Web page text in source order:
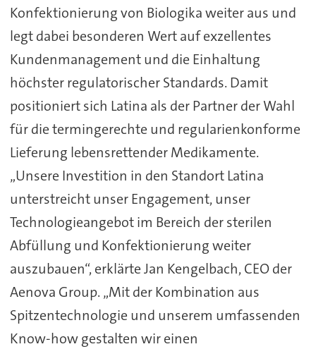
Konfektionierung von Biologika weiter aus und
legt dabei besonderen Wert auf exzellentes
Kundenmanagement und die Einhaltung
höchster regulatorischer Standards. Damit
positioniert sich Latina als der Partner der Wahl
für die termingerechte und regularienkonforme
Lieferung lebensrettender Medikamente.
„Unsere Investition in den Standort Latina
unterstreicht unser Engagement, unser
Technologieangebot im Bereich der sterilen
Abfüllung und Konfektionierung weiter
auszubauen“, erklärte Jan Kengelbach, CEO der
Aenova Group. „Mit der Kombination aus
Spitzentechnologie und unserem umfassenden
Know-how gestalten wir einen